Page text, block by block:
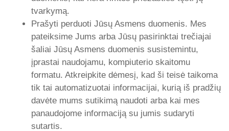
tvarkymą.
Prašyti perduoti Jūsų Asmens duomenis. Mes
pateiksime Jums arba Jūsų pasirinktai trečiajai
šaliai Jūsų Asmens duomenis susistemintu,
įprastai naudojamu, kompiuterio skaitomu
formatu. Atkreipkite dėmesį, kad ši teisė taikoma
tik tai automatizuotai informacijai, kurią iš pradžių
davėte mums sutikimą naudoti arba kai mes
panaudojome informaciją su jumis sudaryti
sutartis.